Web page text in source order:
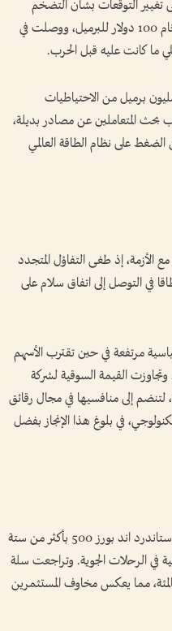
40 بالمئة تقريبا إلى تغيير التوقعات بشأن التضخم
وأسعار الفائدة، إذ تجاوزت أسعار النفط الخام 100 دولار للبرميل، ووصلت في
ما كانت عليه قبل الحرب.
سحب كمية قياسية بلغت 400 مليون برميل من الاحتياطيات
بحث المتعاملين عن مصادر بديلة،
على نظام الطاقة العالمي
الأزمة، إذ طغى التفاؤل المتجدد
في التوصل إلى اتفاق سلام على
مرتفعة في حين تقترب الأسهم
وتجاوزت القيمة السوقية لشركة
إلى منافسيها في مجال رقائق
في بلوغ هذا ‌الإنجاز بفضل
وانخفض أسهم شركات الطيران على المؤشر ستاندرد اند بورز 500 بأكثر من ستة
في الرحلات الجوية. وتراجعت سلة
للسلع الفاخرة العالمية 10 بالمئة، مما يعكس مخاوف المستثمرين